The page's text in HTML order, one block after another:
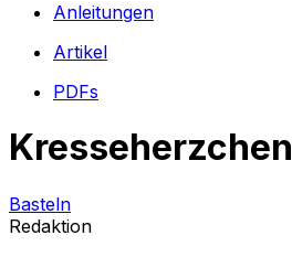
Anleitungen
Artikel
PDFs
Kresseherzchen
Basteln
Redaktion